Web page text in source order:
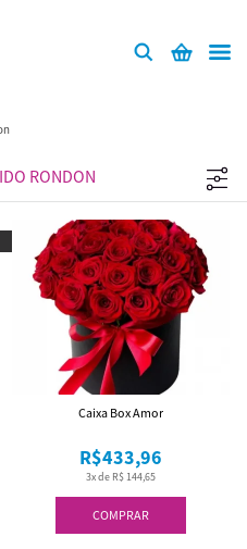
RONDON
COMPRAR
3x de R$ 144,65
R$433,96
Caixa Box Amor